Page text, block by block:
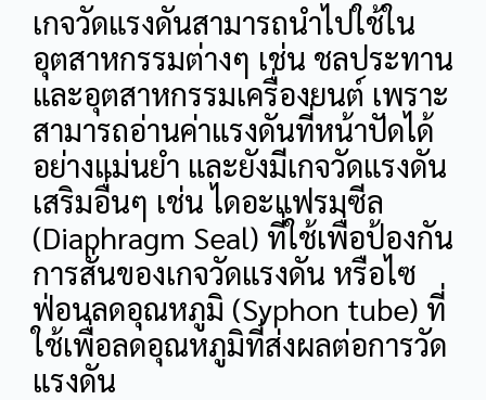
เกจวัดแรงดันสามารถนำไปใช้ใน
อุตสาหกรรมต่างๆ เช่น ชลประทาน
และอุตสาหกรรมเครื่องยนต์ เพราะ
สามารถอ่านค่าแรงดันที่หน้าปัดได้
อย่างแม่นยำ และยังมีเกจวัดแรงดัน
เสริมอื่นๆ เช่น ไดอะแฟรมซีล
(Diaphragm Seal) ที่ใช้เพื่อป้องกัน
การสั่นของเกจวัดแรงดัน หรือไซ
ฟ่อนลดอุณหภูมิ (Syphon tube) ที่
ใช้เพื่อลดอุณหภูมิที่ส่งผลต่อการวัด
แรงดัน